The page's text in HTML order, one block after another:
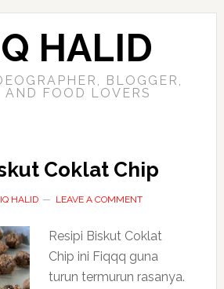
HALID
BLOGGER,
AND FOOD LOVERS
Coklat Chip
HALID LEAVE A COMMENT
Resipi Biskut Coklat
Chip ini Fiqqq guna
turun termurun rasanya.